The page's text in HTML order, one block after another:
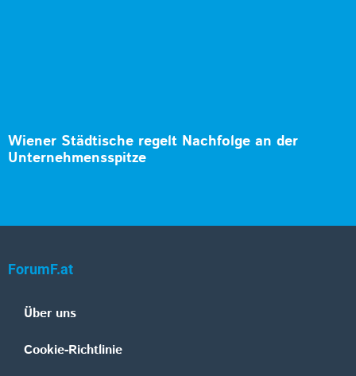
Wiener Städtische regelt Nachfolge an der
Unternehmensspitze
ForumF.at
Über uns
Cookie-Richtlinie